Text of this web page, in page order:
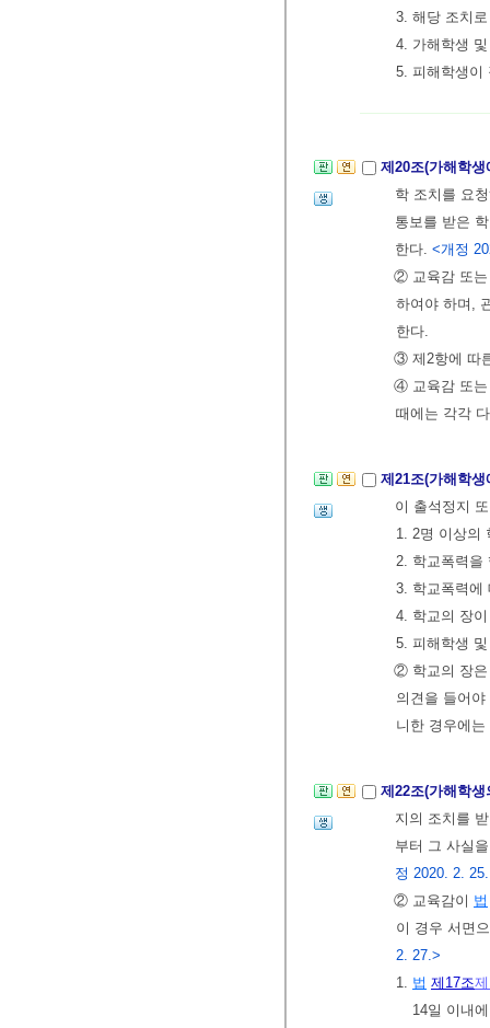
3. 해당 조치
4. 가해학생
5. 피해학생이
제20조(가해학
학 조치를 요
통보를 받은
한다. <개정
② 교육감 또는
하여야 하며,
한다.
③ 제2항에 따
④ 교육감 또는
때에는 각각
제21조(가해학
이 출석정지
1. 2명 이상의
2. 학교폭력을
3. 학교폭력에
4. 학교의 장
5. 피해학생
② 학교의 장은
의견을 들어
니한 경우에
제22조(가해학
지의 조치를
부터 그 사실
정 2020. 2.
② 교육감이 법
이 경우 서면
2. 27.>
1. 법 제17조
14일 이내